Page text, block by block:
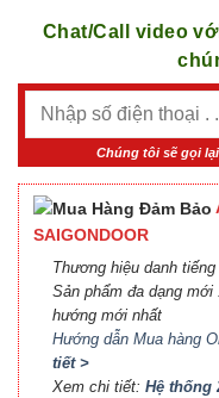
Chat/Call video
Chúng tôi sẽ gọi
SAIGONDOOR
Thương hiệu danh
Sản phẩm đa dạng
hướng mới nhất
Hướng dẫn Mua hàng
tiết >
Xem chi tiết: Hệ thống